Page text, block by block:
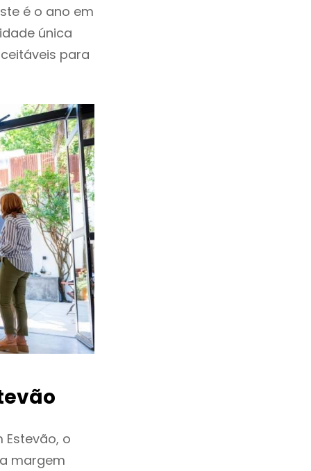
é o ano em
única
para
o
margem